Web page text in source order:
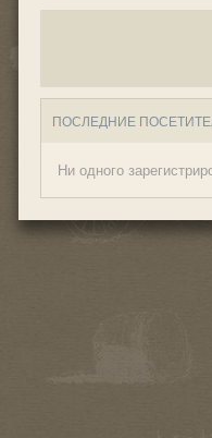
ПОСЛЕДНИЕ
Ни одного